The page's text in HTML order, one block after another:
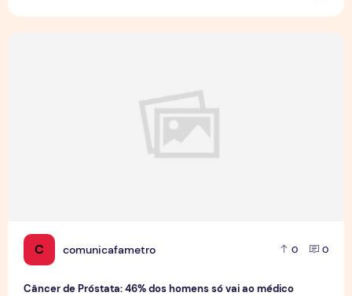
C comunicafametro 0 0
Câncer de Próstata: 46% dos homens só vai ao médico